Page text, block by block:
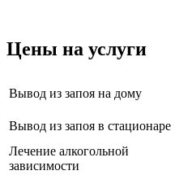
Цены на услуги
Вывод из запоя на дому
Вывод из запоя в стационаре
Лечение алкогольной
зависимости